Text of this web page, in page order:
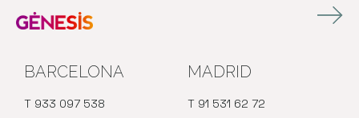
BARCELONA
T 933 097 538
MADRID
T 91 531 62 72